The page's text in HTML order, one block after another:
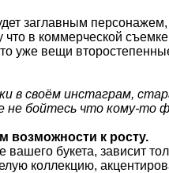
заглавным
что в коммерческой
уже вещи
в своём инстаграм,
не бойтесь что кому-то
возможности к росту.
вашего букета, зависит
коллекцию,